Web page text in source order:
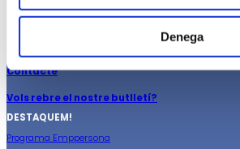
Denega
Contacte
Vols rebre el nostre butlletí?
DESTAQUEM!
Programa Emppersona